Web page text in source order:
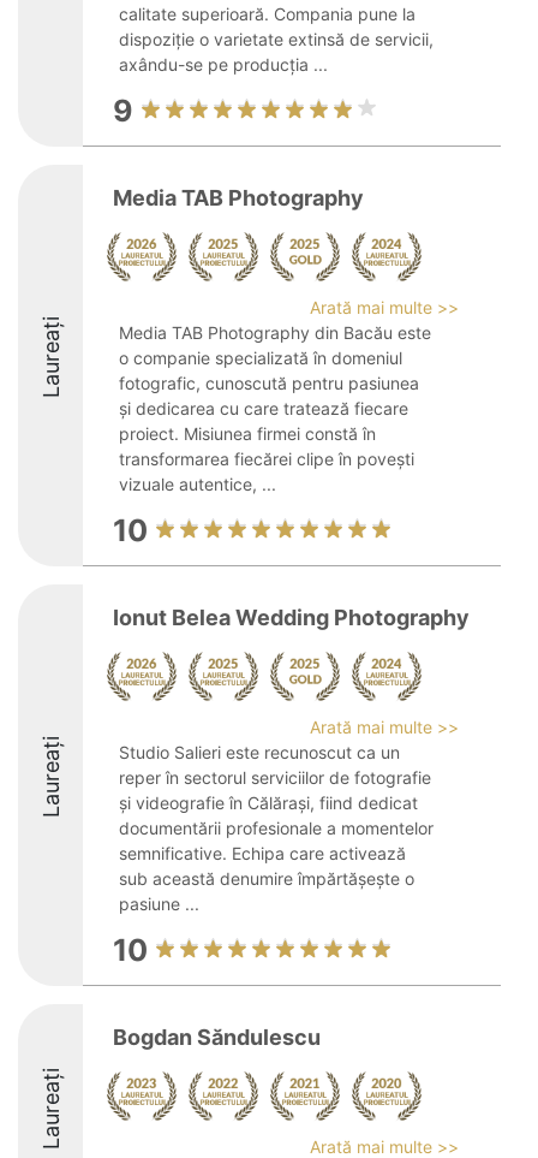
calitate superioară. Compania pune la
dispoziție o varietate extinsă de servicii,
axându-se pe producția ...
9
Laureați
Media TAB Photography
Arată mai multe >>
Media TAB Photography din Bacău este
o companie specializată în domeniul
fotografic, cunoscută pentru pasiunea
și dedicarea cu care tratează fiecare
proiect. Misiunea firmei constă în
transformarea fiecărei clipe în povești
vizuale autentice, ...
10
Laureați
Ionut Belea Wedding Photography
Arată mai multe >>
Studio Salieri este recunoscut ca un
reper în sectorul serviciilor de fotografie
și videografie în Călărași, fiind dedicat
documentării profesionale a momentelor
semnificative. Echipa care activează
sub această denumire împărtășește o
pasiune ...
10
Laureați
Bogdan Săndulescu
Arată mai multe >>